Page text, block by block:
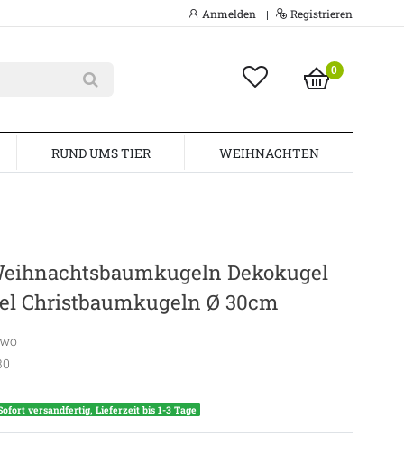
Anmelden | Registrieren
0
RUND UMS TIER WEIHNACHTEN
Dekokugel
Christbaumkugeln Ø 30cm
versandfertig, Lieferzeit bis 1-3 Tage